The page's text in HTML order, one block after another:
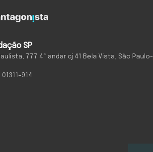
SP
777 4º andar cj 41 Bela Vista, São Paulo-
01311-914